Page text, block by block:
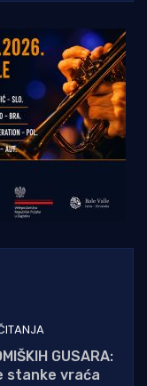
GUSARA:
stanke vraća